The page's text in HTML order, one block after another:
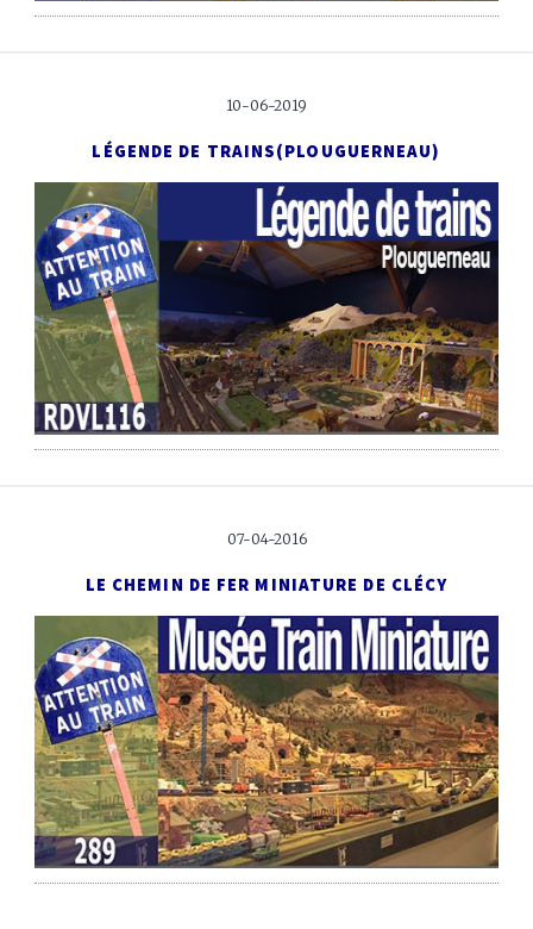
10-06-2019
LÉGENDE DE TRAINS(PLOUGUERNEAU)
07-04-2016
LE CHEMIN DE FER MINIATURE DE CLÉCY